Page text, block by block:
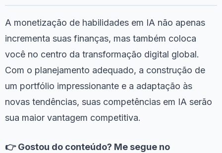
A monetização de habilidades em IA não apenas
incrementa suas finanças, mas também coloca
você no centro da transformação digital global.
Com o planejamento adequado, a construção de
um portfólio impressionante e a adaptação às
novas tendências, suas competências em IA serão
sua maior vantagem competitiva.
👉 Gostou do conteúdo? Me segue no